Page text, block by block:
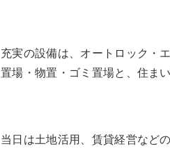
充実の設備は、オートロック・
置場・物置・ゴミ置場と、住ま
当日は土地活用、賃貸経営など